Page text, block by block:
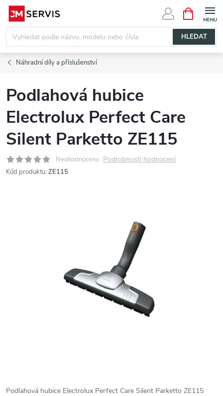
Přejít
obsah
HLEDAT
NÁKUPNÍ
KOŠÍK
Náhradní díly a příslušenství
Podlahová hubice
Electrolux Perfect Care
Silent Parketto ZE115
Neohodnoceno Podrobnosti hodnocení
Kód produktu: ZE115
Podlahová hubice Electrolux Perfect Care Silent Parketto ZE115